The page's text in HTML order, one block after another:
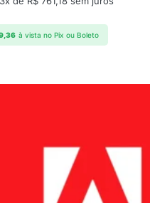
à vista no Pix ou Boleto